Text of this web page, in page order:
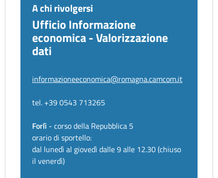
A chi rivolgersi
Ufficio Informazione
economica - Valorizzazione
dati
informazioneeconomica@romagna.camcom.it
tel. +39 0543 713265
Forlì - corso della Repubblica 5
orario di sportello:
dal lunedì al giovedì dalle 9 alle 12.30 (chiuso
il venerdì)